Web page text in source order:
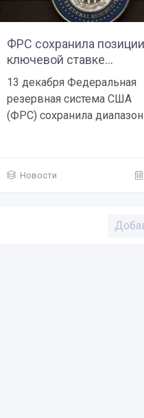
ФРС сохранила
ключевой ставке...
13 декабря Федеральная
резервная система США
(ФРС) сохранила
Новости